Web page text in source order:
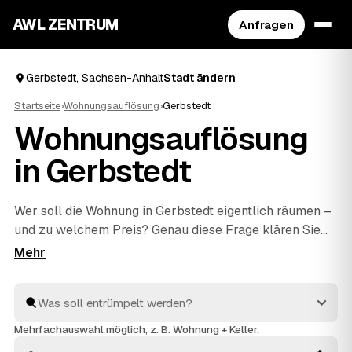
AWL ZENTRUM Anfragen
Gerbstedt, Sachsen-AnhaltStadt ändern
Startseite›Wohnungsauflösung›Gerbstedt
Wohnungsauflösung
in Gerbstedt
Wer soll die Wohnung in Gerbstedt eigentlich räumen –
und zu welchem Preis? Genau diese Frage klären Sie
mit AWL in einer einzigen Anfrage: Sie schildern den
Festpreis. Räumen, fachgerecht entsorgen und
besenrein an den Vermieter übergeben gehört bei allen
Mehrfachauswahl möglich, z. B. Wohnung + Keller.